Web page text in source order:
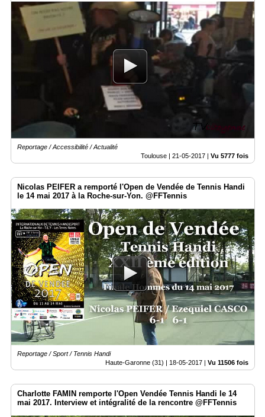
Reportage / Accessibilité / Actualité
Toulouse | 21-05-2017 | Vu 5777 fois
Nicolas PEIFER a remporté l'Open de Vendée de Tennis Handi
le 14 mai 2017 à la Roche-sur-Yon. @FFTennis
Reportage / Sport / Tennis Handi
Haute-Garonne (31) | 18-05-2017 | Vu 11506 fois
Charlotte FAMIN remporte l'Open Vendée Tennis Handi le 14
mai 2017. Interview et intégralité de la rencontre @FFTennis